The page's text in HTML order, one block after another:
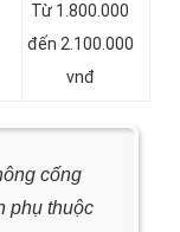
Từ 1.800.000
đến 2.100.000
vnđ
cống
phụ thuộc